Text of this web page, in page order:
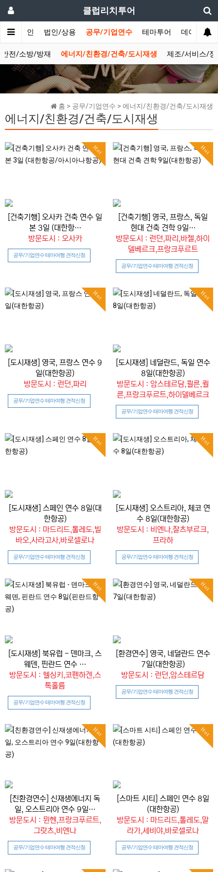
클럽리치투어
메인 법인/상용 공무/기업연수 테마투어 데이투어
전/소방/방재 에너지/친환경/건축/도시재생 제조/서비스/정
홈 > 공무/기업연수 > 에너지/친환경/건축/도시재생
에너지/친환경/건축/도시재생
Hot
[건축기행] 오사카 건축 연수 일
본 3일 (대한항…
방문도시 : 오사카
공무/기업연수 테마여행 견적신청
Hot
[건축기행] 영국, 프랑스, 독일
현대 건축 견학 9일…
방문도시 : 런던,파리,바젤,하이
델베르크,프랑크푸르트
공무/기업연수 테마여행 견적신청
Hot
[도시재생] 영국, 프랑스 연수 9
일(대한항공)
방문도시 : 런던,파리
공무/기업연수 테마여행 견적신청
Hot
[도시재생] 네덜란드, 독일 연수
8일(대한항공)
방문도시 : 암스테르담,쾰른,퀼
른,프랑크푸르트,하이델베르크
공무/기업연수 테마여행 견적신청
Hot
[도시재생] 스페인 연수 8일(대
한항공)
방문도시 : 마드리드,톨레도,빌
바오,사라고사,바로셀로나
공무/기업연수 테마여행 견적신청
Hot
[도시재생] 오스트리아, 체코 연
수 8일(대한항공)
방문도시 : 비엔나,잘츠부르크,
프라하
공무/기업연수 테마여행 견적신청
Hot
[도시재생] 북유럽 - 덴마크, 스
웨덴, 핀란드 연수 …
방문도시 : 헬싱키,코펜하겐,스
톡홀름
공무/기업연수 테마여행 견적신청
Hot
[환경연수] 영국, 네덜란드 연수
7일(대한항공)
방문도시 : 런던,암스테르담
공무/기업연수 테마여행 견적신청
Hot
[친환경연수] 신재생에너지 독
일, 오스트리아 연수 9일…
방문도시 : 뮌헨,프랑크푸르트,
그랏츠,비엔나
공무/기업연수 테마여행 견적신청
Hot
[스마트 시티] 스페인 연수 8일
(대한항공)
방문도시 : 마드리드,톨레도,말
라가,세비야,바로셀로나
공무/기업연수 테마여행 견적신청